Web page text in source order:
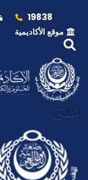
19838
موقع الأكاديمية
إغلاق